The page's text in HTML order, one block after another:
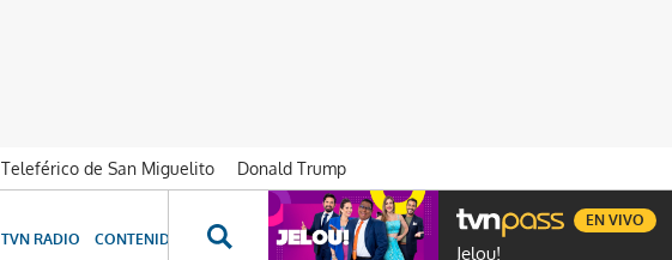
Teleférico de San Miguelito
Donald Trump
TVN RADIO CONTENIDOS ESPECIALES NOVELAS PROGRAMAS GENTE TVN
Jelou!
EN VIVO